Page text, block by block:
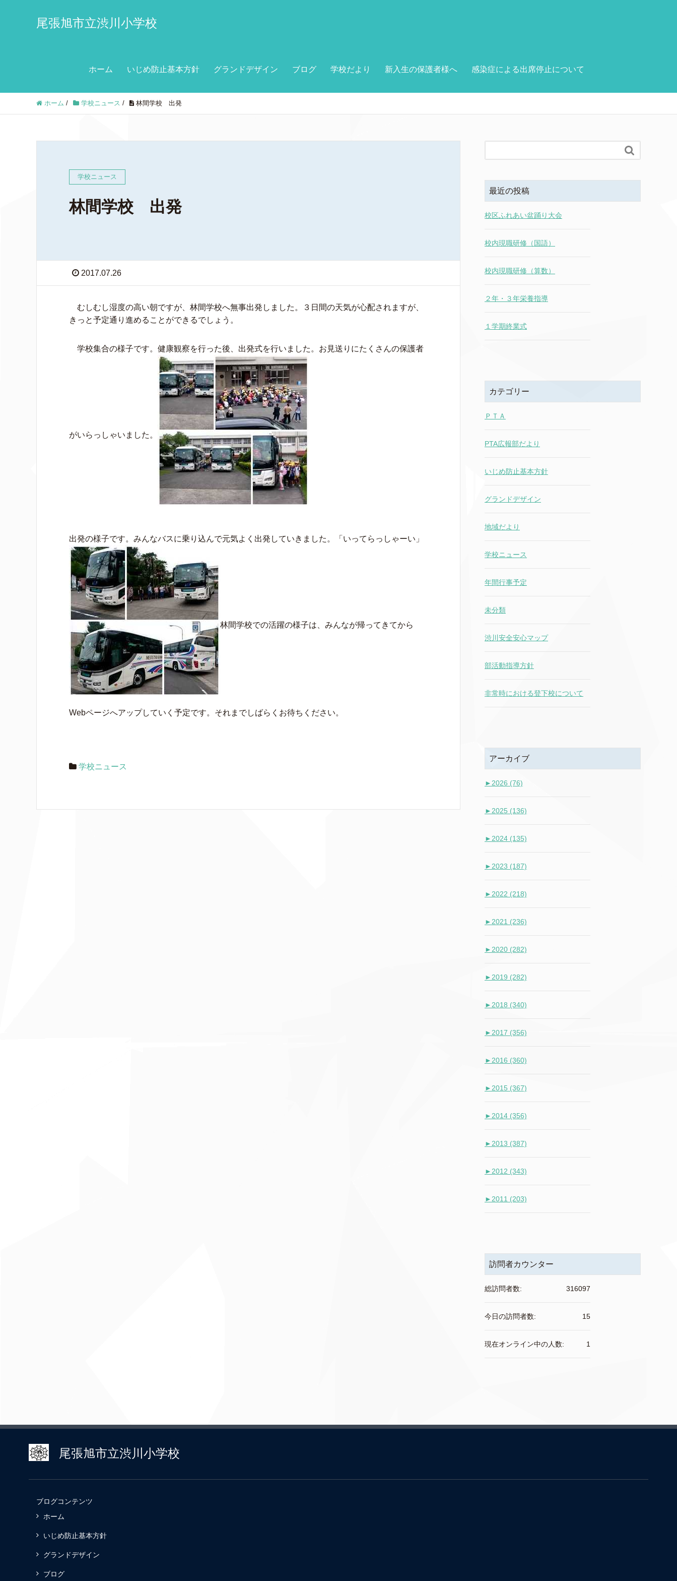
尾張旭市立渋川小学校
ホーム いじめ防止基本方針 グランドデザイン ブログ 学校だより 新入生の保護者様へ 感染症による出席停止について
ホーム / 学校ニュース / 林間学校 出発
学校ニュース
林間学校 出発
2017.07.26
むしむし湿度の高い朝ですが、林間学校へ無事出発しました。３日間の天気が心配されますが、
きっと予定通り進めることができるでしょう。
学校集合の様子です。健康観察を行った後、出発式を行いました。お見送りにたくさんの保護者
がいらっしゃいました。
出発の様子です。みんなバスに乗り込んで元気よく出発していきました。「いってらっしゃーい」
林間学校での活躍の様子は、みんなが帰ってきてから
Webページへアップしていく予定です。それまでしばらくお待ちください。
学校ニュース

最近の投稿
校区ふれあい盆踊り大会
校内現職研修（国語）
校内現職研修（算数）
２年・３年栄養指導
１学期終業式
カテゴリー
ＰＴＡ
PTA広報部だより
いじめ防止基本方針
グランドデザイン
地域だより
学校ニュース
年間行事予定
未分類
渋川安全安心マップ
部活動指導方針
非常時における登下校について
アーカイブ
► 2026 (76)
► 2025 (136)
► 2024 (135)
► 2023 (187)
► 2022 (218)
► 2021 (236)
► 2020 (282)
► 2019 (282)
► 2018 (340)
► 2017 (356)
► 2016 (360)
► 2015 (367)
► 2014 (356)
► 2013 (387)
► 2012 (343)
► 2011 (203)
訪問者カウンター
316097
総訪問者数:
15
今日の訪問者数:
1
現在オンライン中の人数:
尾張旭市立渋川小学校
ブログコンテンツ
ホーム
いじめ防止基本方針
グランドデザイン
ブログ